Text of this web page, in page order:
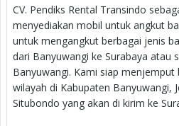
CV. Pendiks Rental Transindo
menyediakan mobil untuk angkut
untuk mengangkut berbagai jenis
dari Banyuwangi ke Surabaya atau
Banyuwangi. Kami siap menjemput
wilayah di Kabupaten Banyuwangi,
Situbondo yang akan di kirim ke